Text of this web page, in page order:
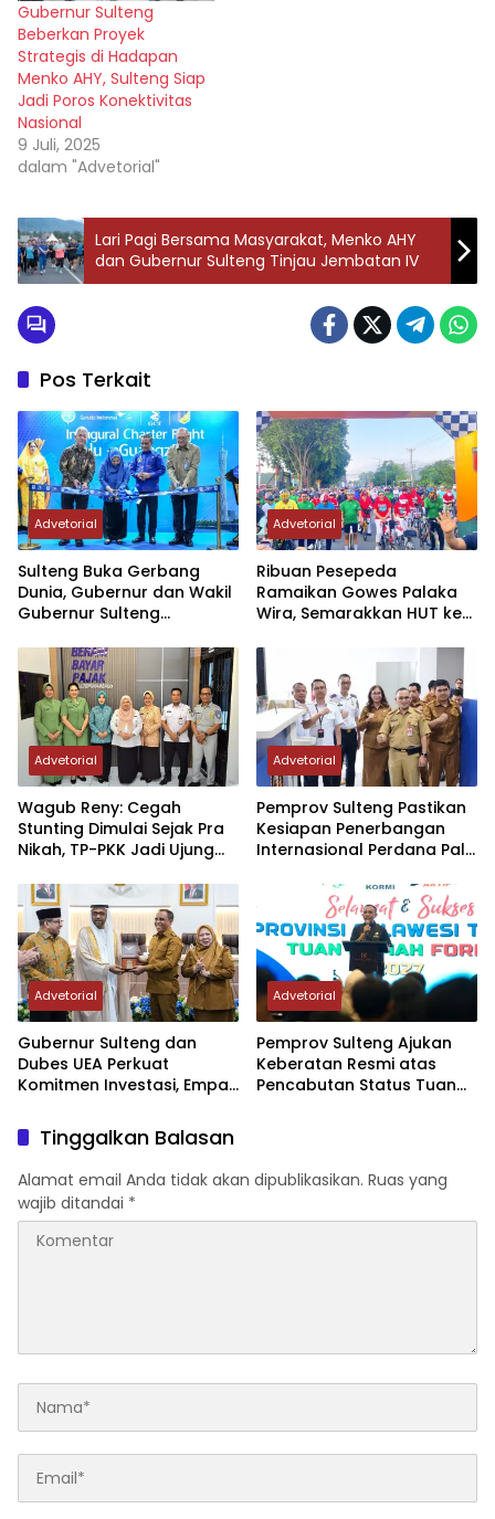
Gubernur Sulteng
Beberkan Proyek
Strategis di Hadapan
Menko AHY, Sulteng Siap
Jadi Poros Konektivitas
Nasional
9 Juli, 2025
dalam "Advetorial"
Lari Pagi Bersama Masyarakat, Menko AHY
dan Gubernur Sulteng Tinjau Jembatan IV
Pos Terkait
Advetorial
Sulteng Buka Gerbang
Dunia, Gubernur dan Wakil
Gubernur Sulteng
Perdana Internasional
Palu-Guangzhou
Advetorial
Ribuan Pesepeda
Ramaikan Gowes Palaka
Wira, Semarakkan HUT ke-1
Advetorial
Wagub Reny: Cegah
Stunting Dimulai Sejak Pra
Nikah, TP-PKK Jadi Ujung
Advetorial
Pemprov Sulteng Pastikan
Kesiapan Penerbangan
Internasional Perdana Palu
Advetorial
Gubernur Sulteng dan
Dubes UEA Perkuat
Komitmen Investasi, Empat
Advetorial
Pemprov Sulteng Ajukan
Keberatan Resmi atas
Pencabutan Status Tuan
Tinggalkan Balasan
Alamat email Anda tidak akan dipublikasikan. Ruas yang
wajib ditandai *